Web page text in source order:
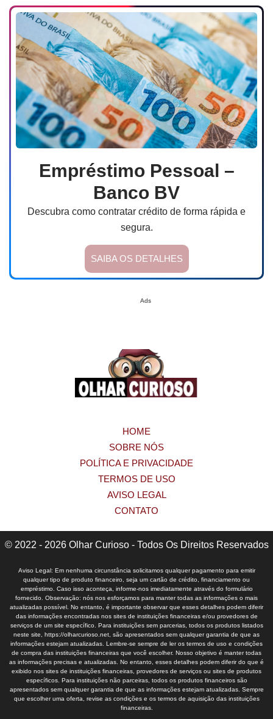
Empréstimo Pessoal –
Banco BV
Descubra como contratar crédito de forma rápida e
segura.
SAIBA OS DETALHES
Ads
HOME
SOBRE NÓS
POLÍTICA E PRIVACIDADE
TERMOS DE USO
AVISO LEGAL
CONTATO
© 2022 - 2026 Olhar Curioso - Todos Os Direitos Reservados
Aviso Legal: Em nenhuma circunstância solicitamos qualquer pagamento para emitir
qualquer tipo de produto financeiro, seja um cartão de crédito, financiamento ou
empréstimo. Caso isso aconteça, informe-nos imediatamente através do formulário
fornecido. Observação: nós nos esforçamos para manter todas as informações o mais
atualizadas possível. No entanto, é importante observar que esses detalhes podem diferir
das informações encontradas nos sites de instituições financeiras e/ou provedores de
serviços de um site específico. Para instituições sem parcerias, todos os produtos listados
neste site, https://olharcurioso.net, são apresentados sem qualquer garantia de que as
informações estejam atualizadas. Lembre-se sempre de ler os termos de uso e condições
de compra das instituições financeiras que você escolher. Nosso objetivo é manter todas
as informações precisas e atualizadas. No entanto, esses detalhes podem diferir do que é
exibido nos sites de instituições financeiras, provedores de serviços ou sites de produtos
específicos. Para instituições não parceiras, todos os produtos financeiros são
apresentados sem qualquer garantia de que as informações estejam atualizadas. Sempre
que escolher uma oferta, revise as condições e os termos de aquisição das instituições
financeiras.